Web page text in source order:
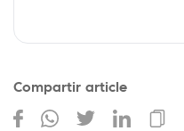
Compartir article